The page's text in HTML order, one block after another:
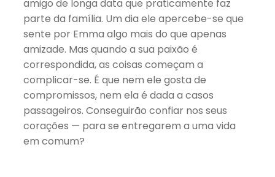
amigo de longa data que praticamente faz
parte da família. Um dia ele apercebe-se que
sente por Emma algo mais do que apenas
amizade. Mas quando a sua paixão é
correspondida, as coisas começam a
complicar-se. É que nem ele gosta de
compromissos, nem ela é dada a casos
passageiros. Conseguirão confiar nos seus
corações — para se entregarem a uma vida
em comum?